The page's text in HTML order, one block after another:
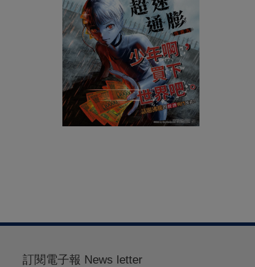
訂閱電子報 News letter